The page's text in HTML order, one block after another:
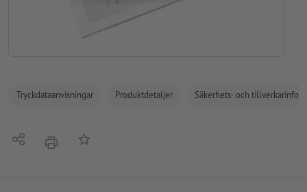
Tryckdataanvisningar Produktdetaljer Säkerhets- och
Dela erbjudandePå anteckningslistan